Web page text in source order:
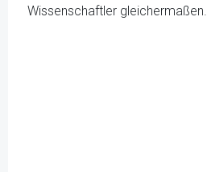
Wissenschaftler gleichermaßen.